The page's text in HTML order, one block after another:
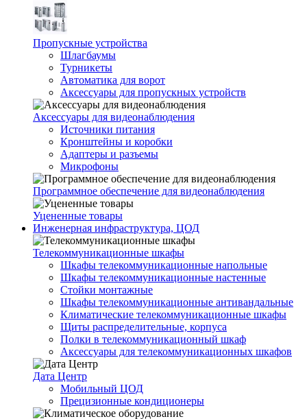
Пропускные устройства
Шлагбаумы
Турникеты
Автоматика для ворот
Аксессуары для пропускных устройств
Аксессуары для видеонаблюдения
Источники питания
Кронштейны и коробки
Адаптеры и разъемы
Микрофоны
Программное обеспечение для видеонаблюдения
Уцененные товары
Инженерная инфраструктура, ЦОД
Телекоммуникационные шкафы
Шкафы телекоммуникационные напольные
Шкафы телекоммуникационные настенные
Стойки монтажные
Шкафы телекоммуникационные антивандальные
Климатические телекоммуникационные шкафы
Щиты распределительные, корпуса
Полки в телекоммуникационный шкаф
Аксессуары для телекоммуникационных шкафов
Дата Центр
Мобильный ЦОД
Прецизионные кондиционеры